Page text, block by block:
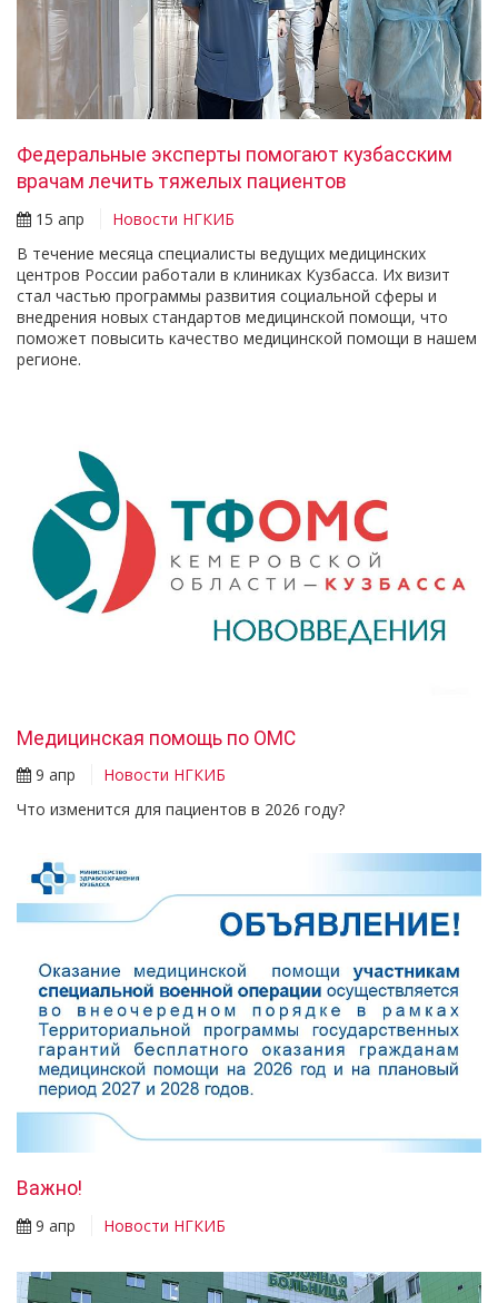
Федеральные эксперты помогают кузбасским
врачам лечить тяжелых пациентов
15 апр
Новости НГКИБ
В течение месяца специалисты ведущих медицинских
центров России работали в клиниках Кузбасса. Их визит
стал частью программы развития социальной сферы и
внедрения новых стандартов медицинской помощи, что
поможет повысить качество медицинской помощи в нашем
регионе.
Медицинская помощь по ОМС
9 апр
Новости НГКИБ
Что изменится для пациентов в 2026 году?
Важно!
9 апр Новости НГКИБ